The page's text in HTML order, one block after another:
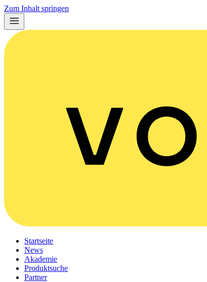
Zum Inhalt springen
Startseite
News
Akademie
Produktsuche
Partner